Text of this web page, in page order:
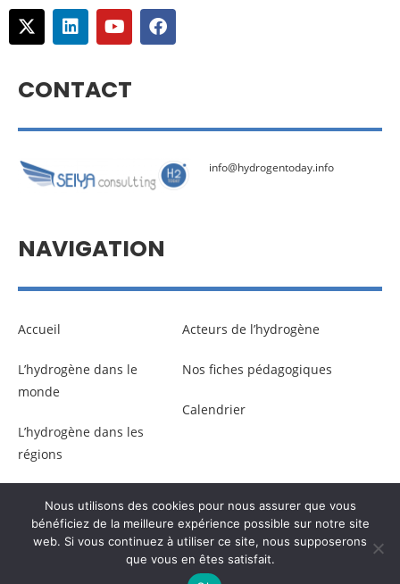
CONTACT
info@hydrogentoday.info
NAVIGATION
Accueil
L’hydrogène dans le
monde
L’hydrogène dans les
régions
Acteurs de l’hydrogène
Nos fiches pédagogiques
Calendrier
© Copyright –Communicaweb 2026
Gestion des données personnelles
Nous utilisons des cookies pour nous assurer que vous
bénéficiez de la meilleure expérience possible sur notre site
web. Si vous continuez à utiliser ce site, nous supposerons
que vous en êtes satisfait.